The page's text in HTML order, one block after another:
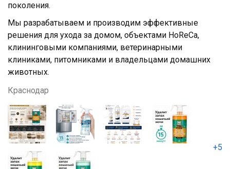
поколения.
Мы разрабатываем и производим эффективные
решения для ухода за домом, объектами HoReCa,
клининговыми компаниями, ветеринарными
клиниками, питомниками и владельцами домашних
животных.
Краснодар
+5